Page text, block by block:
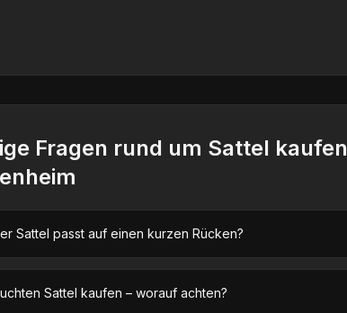
Fragen rund um Sattel kaufen
Sattel passt auf einen kurzen Rücken?
Sattel kaufen – worauf achten?